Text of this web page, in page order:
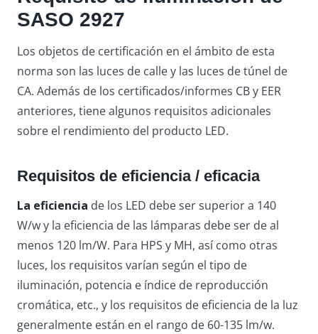
SASO 2927
Los objetos de certificación en el ámbito de esta
norma son las luces de calle y las luces de túnel de
CA. Además de los certificados/informes CB y EER
anteriores, tiene algunos requisitos adicionales
sobre el rendimiento del producto LED.
Requisitos de eficiencia / eficacia
La eficiencia de los LED debe ser superior a 140
W/w y la eficiencia de las lámparas debe ser de al
menos 120 lm/W. Para HPS y MH, así como otras
luces, los requisitos varían según el tipo de
iluminación, potencia e índice de reproducción
cromática, etc., y los requisitos de eficiencia de la luz
generalmente están en el rango de 60-135 lm/w.